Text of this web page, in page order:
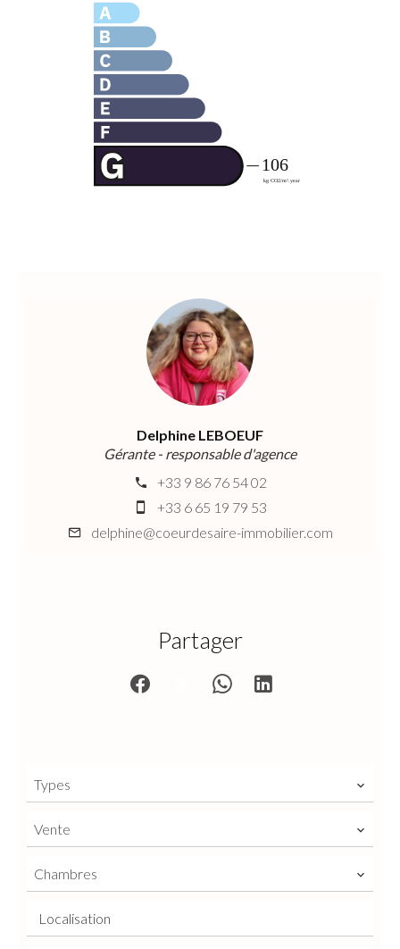
Delphine LEBOEUF
Gérante - responsable d'agence
+33 9 86 76 54 02
+33 6 65 19 79 53
delphine@coeurdesaire-immobilier.com
Partager
Types
Vente
Chambres
Localisation